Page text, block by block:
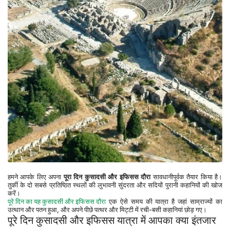
हमने आपके लिए अपना पूरा दिन कुसादसी और इफिसस दौरा सावधानीपूर्वक तैयार किया है।
तुर्की के दो सबसे प्रतिष्ठित स्थलों की लुभावनी सुंदरता और सदियों पुरानी कहानियों की खोज
करें।
पूरे दिन का यह कुसादसी और इफिसस दौरा एक ऐसे समय की यात्रा है जहां साम्राज्यों का
उत्थान और पतन हुआ, और अपने पीछे पत्थर और मिट्टी में रची-बसी कहानियां छोड़ गए।
पूरे दिन कुसादसी और इफिसस यात्रा में आपका क्या इंतजार